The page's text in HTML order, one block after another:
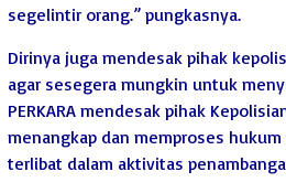
segelintir orang.” pungkasnya.
Dirinya juga mendesak pihak
agar sesegera mungkin untuk
PERKARA mendesak pihak
menangkap dan memproses
terlibat dalam aktivitas